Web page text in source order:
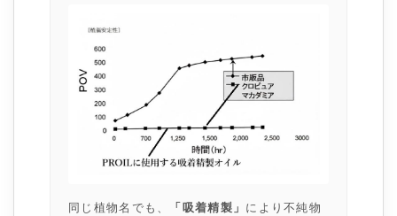
同じ植物名でも、 「吸着精製」 により不純物